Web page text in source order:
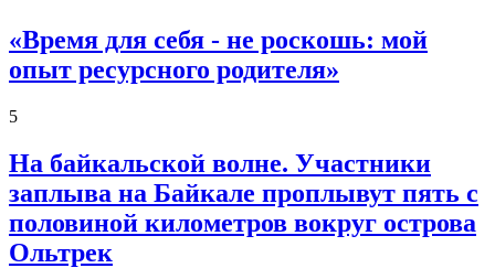
«Время для себя - не роскошь: мой
опыт ресурсного родителя»
5
На байкальской волне. Участники
заплыва на Байкале проплывут пять с
половиной километров вокруг острова
Ольтрек